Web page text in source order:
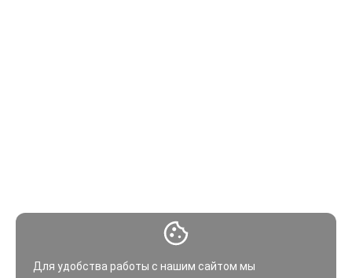
Для удобства работы с нашим сайтом мы